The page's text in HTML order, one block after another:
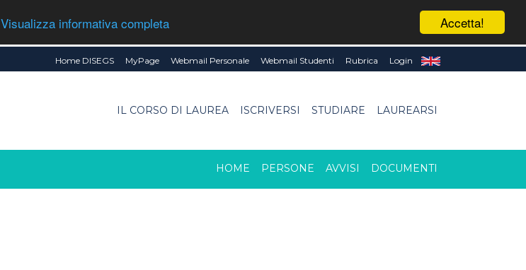
Accetta!
Visualizza informativa completa
Home DISEGS MyPage Webmail Personale Webmail Studenti Rubrica Login
IL CORSO DI LAUREA ISCRIVERSI STUDIARE LAUREARSI
HOME PERSONE AVVISI DOCUMENTI